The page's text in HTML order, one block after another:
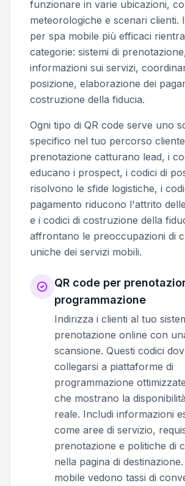
funzionare in varie ubicazioni,
meteorologiche e scenari clienti.
per spa mobile più efficaci
categorie: sistemi di
informazioni sui servizi,
posizione, elaborazione dei
costruzione della fiducia.
Ogni tipo di QR code serve uno
specifico nel tuo percorso
prenotazione catturano lead, i
educano i prospect, i codici di
risolvono le sfide logistiche, i
pagamento riducono l'attrito
e i codici di costruzione della
affrontano le preoccupazioni di
uniche dei servizi mobili.
QR code per
programmazione
Indirizza i clienti al tuo
prenotazione online con
scansione. Questi codici
collegarsi a piattaforme di
programmazione
che mostrano la
reale. Includi informazioni
come aree di servizio,
prenotazione e politiche di
nella pagina di
mobile vedono tassi di